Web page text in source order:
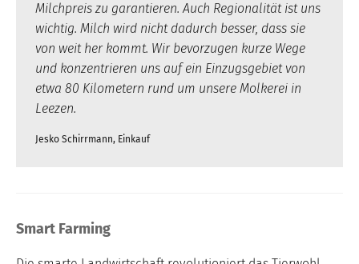
Milchpreis zu garantieren. Auch Regionalität ist uns
wichtig. Milch wird nicht dadurch besser, dass sie
von weit her kommt. Wir bevorzugen kurze Wege
und konzentrieren uns auf ein Einzugsgebiet von
etwa 80 Kilometern rund um unsere Molkerei in
Leezen.
Jesko Schirrmann, Einkauf
Smart Farming